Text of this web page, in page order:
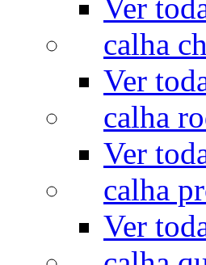
Ver
calha
Ver
calha
Ver
calha
Ver